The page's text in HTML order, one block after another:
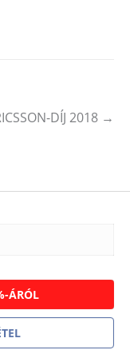
DÍJ 2018 →
ÁRÓL